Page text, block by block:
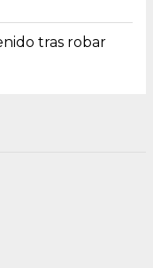
tras robar